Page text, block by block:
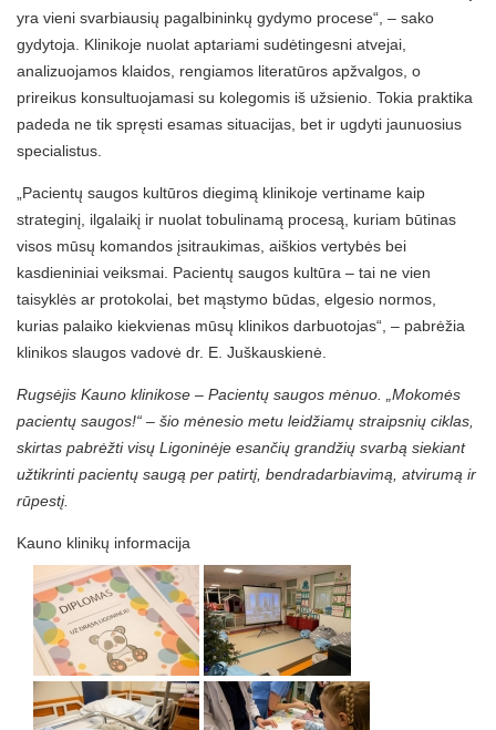
yra vieni svarbiausių pagalbininkų gydymo procese“, – sako
gydytoja. Klinikoje nuolat aptariami sudėtingesni atvejai,
analizuojamos klaidos, rengiamos literatūros apžvalgos, o
prireikus konsultuojamasi su kolegomis iš užsienio. Tokia praktika
padeda ne tik spręsti esamas situacijas, bet ir ugdyti jaunuosius
specialistus.
„Pacientų saugos kultūros diegimą klinikoje vertiname kaip
strateginį, ilgalaikį ir nuolat tobulinamą procesą, kuriam būtinas
visos mūsų komandos įsitraukimas, aiškios vertybės bei
kasdieniniai veiksmai. Pacientų saugos kultūra – tai ne vien
taisyklės ar protokolai, bet mąstymo būdas, elgesio normos,
kurias palaiko kiekvienas mūsų klinikos darbuotojas“, – pabrėžia
klinikos slaugos vadovė dr. E. Juškauskienė.
Rugsėjis Kauno klinikose – Pacientų saugos mėnuo. „Mokomės
pacientų saugos!“ – šio mėnesio metu leidžiamų straipsnių ciklas,
skirtas pabrėžti visų Ligoninėje esančių grandžių svarbą siekiant
užtikrinti pacientų saugą per patirtį, bendradarbiavimą, atvirumą ir
rūpestį.
Kauno klinikų informacija